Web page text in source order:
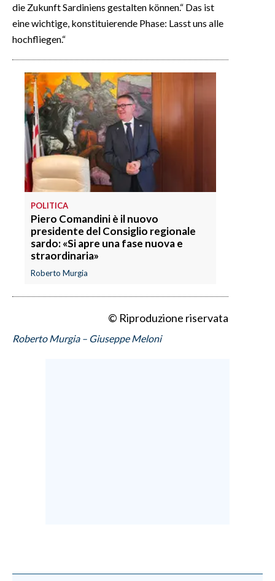
die Zukunft Sardiniens gestalten können.“ Das ist
eine wichtige, konstituierende Phase: Lasst uns alle
hochfliegen.“
POLITICA
Piero Comandini è il nuovo
presidente del Consiglio regionale
sardo: «Si apre una fase nuova e
straordinaria»
Roberto Murgia
© Riproduzione riservata
Roberto Murgia – Giuseppe Meloni